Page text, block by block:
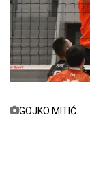
GOJKO MITIĆ